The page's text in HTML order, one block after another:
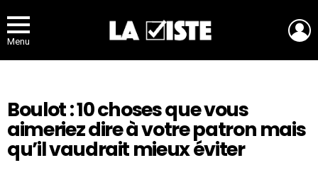
Menu
Boulot : 10 choses que vous
aimeriez dire à votre patron mais
qu’il vaudrait mieux éviter